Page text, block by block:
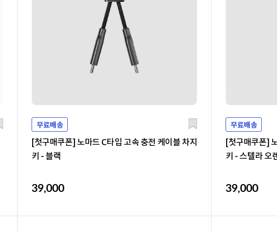
무료배송
[첫구매쿠폰] 노마드 C타입 고속 충전 케이블 차지
키 - 블랙
39,000
무료배송
[첫구매쿠폰]
키 - 스텔라 오
39,000